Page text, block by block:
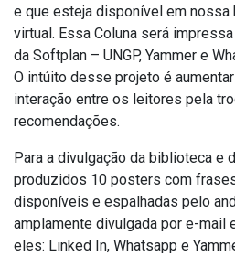
e que esteja disponível em
virtual. Essa Coluna será
da Softplan – UNGP, Yammer e
O intúito desse projeto é
interação entre os leitores pela
recomendações.
Para a divulgação da biblioteca e
produzidos 10 posters com
disponíveis e espalhadas pelo
amplamente divulgada por e-mail
eles: Linked In, Whatsapp e